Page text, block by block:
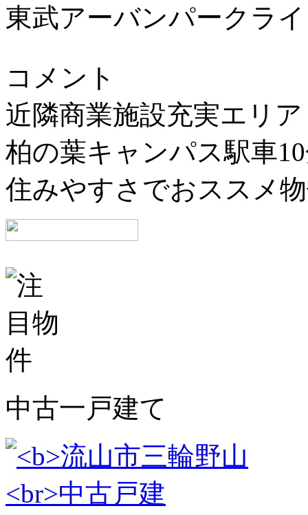
東武アーバンパークラ
コメント
近隣商業施設充実エリア
柏の葉キャンパス駅車
住みやすさでおススメ
中古一戸建て